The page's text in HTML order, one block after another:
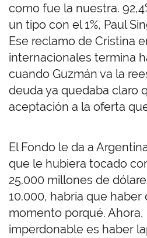
como fue la nuestra.
un tipo con el 1%, Paul
Ese reclamo de Cristina
internacionales termina
cuando Guzmán va la
deuda ya quedaba claro
aceptación a la oferta
El Fondo le da a
que le hubiera tocado
25.000 millones de
10.000, habría que
momento porqué.
imperdonable es haber